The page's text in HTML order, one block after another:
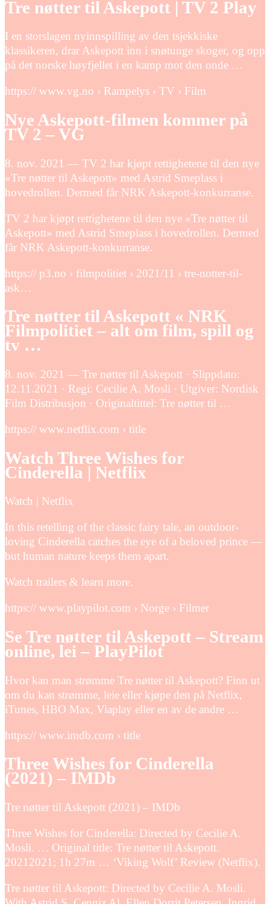
Tre nøtter til Askepott | TV 2 Play
I en storslagen nyinnspilling av den tsjekkiske
klassikeren, drar Askepott inn i snøtunge skoger, og opp
på det norske høyfjellet i en kamp mot den onde …
https:// www.vg.no › Rampelys › TV › Film
Nye Askepott-filmen kommer på
TV 2 – VG
8. nov. 2021 — TV 2 har kjøpt rettighetene til den nye
«Tre nøtter til Askepott» med Astrid Smeplass i
hovedrollen. Dermed får NRK Askepott-konkurranse.
TV 2 har kjøpt rettighetene til den nye «Tre nøtter til
Askepott» med Astrid Smeplass i hovedrollen. Dermed
får NRK Askepott-konkurranse.
https:// p3.no › filmpolitiet › 2021/11 › tre-notter-til-
ask…
Tre nøtter til Askepott « NRK
Filmpolitiet – alt om film, spill og
tv …
8. nov. 2021 — Tre nøtter til Askepott · Slippdato:
12.11.2021 · Regi: Cecilie A. Mosli · Utgiver: Nordisk
Film Distribusjon · Originaltittel: Tre nøtter til …
https:// www.netflix.com › title
Watch Three Wishes for
Cinderella | Netflix
Watch | Netflix
In this retelling of the classic fairy tale, an outdoor-
loving Cinderella catches the eye of a beloved prince —
but human nature keeps them apart.
Watch trailers & learn more.
https:// www.playpilot.com › Norge › Filmer
Se Tre nøtter til Askepott – Stream
online, lei – PlayPilot
Hvor kan man strømme Tre nøtter til Askepott? Finn ut
om du kan strømme, leie eller kjøpe den på Netflix,
iTunes, HBO Max, Viaplay eller en av de andre …
https:// www.imdb.com › title
Three Wishes for Cinderella
(2021) – IMDb
Tre nøtter til Askepott (2021) – IMDb
Three Wishes for Cinderella: Directed by Cecilie A.
Mosli. … Original title: Tre nøtter til Askepott.
20212021; 1h 27m … ‘Viking Wolf’ Review (Netflix).
Tre nøtter til Askepott: Directed by Cecilie A. Mosli.